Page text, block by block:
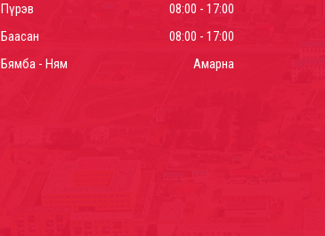
Пүрэв
08:00 - 17:00
Баасан
08:00 - 17:00
Бямба - Ням
Амарна